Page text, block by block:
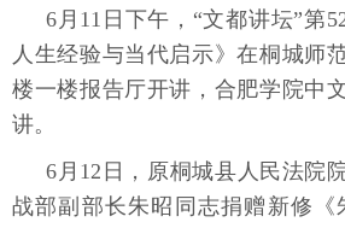
6月11日下午，“文都讲坛”第
人生经验与当代启示》在桐城师
楼一楼报告厅开讲，合肥学院中
讲。
6月12日，原桐城县人民法院
战部副部长朱昭同志捐赠新修《